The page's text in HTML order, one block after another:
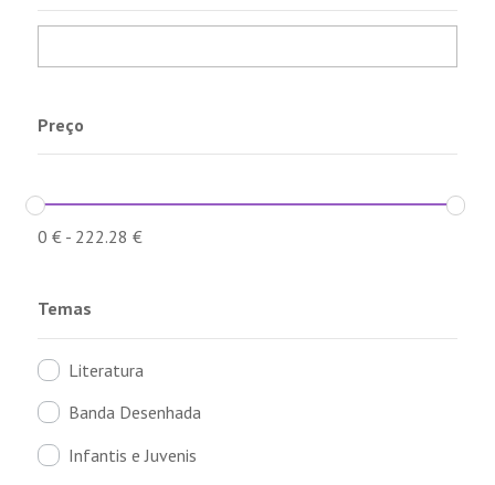
Preço
0 €- 222.28 €
Temas
Literatura
Banda Desenhada
Infantis e Juvenis